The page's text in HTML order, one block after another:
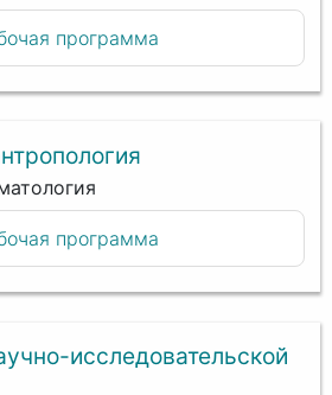
программа
программа
исследовательской